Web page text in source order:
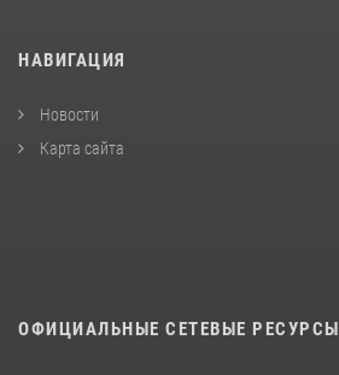
НАВИГАЦИЯ
Новости
Карта сайта
ОФИЦИАЛЬНЫЕ СЕТЕВЫЕ РЕСУРСЫ